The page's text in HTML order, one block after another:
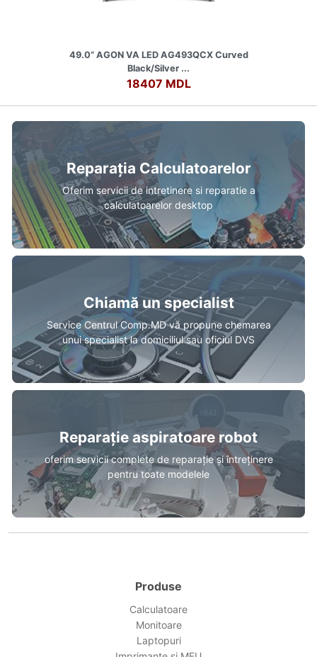
49.0” AGON VA LED AG493QCX Curved
Black/Silver ...
18407 MDL
Reparația Calculatoarelor
Oferim servicii de intretinere si reparatie a
calculatoarelor desktop
Chiamă un specialist
Service Centrul Comp.MD vă propune chemarea
unui specialist la domiciliul sau oficiul DVS
Reparație aspiratoare robot
oferim servicii complete de reparație și întreținere
pentru toate modelele
Produse
Calculatoare
Monitoare
Laptopuri